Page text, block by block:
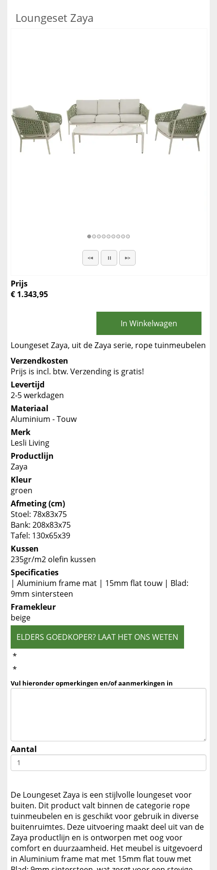
Loungeset Zaya
Prijs
€ 1.343,95
In Winkelwagen
Loungeset Zaya, uit de Zaya serie, rope tuinmeubelen
Verzendkosten
Prijs is incl. btw. Verzending is gratis!
Levertijd
2-5 werkdagen
Materiaal
Aluminium - Touw
Merk
Lesli Living
Productlijn
Zaya
Kleur
groen
Afmeting (cm)
Stoel: 78x83x75
Bank: 208x83x75
Tafel: 130x65x39
Kussen
235gr/m2 olefin kussen
Specificaties
| Aluminium frame mat | 15mm flat touw | Blad:
9mm sintersteen
Framekleur
beige
ELDERS GOEDKOPER? LAAT HET ONS WETEN
*
*
Vul hieronder opmerkingen en/of aanmerkingen in
Aantal
De Loungeset Zaya is een stijlvolle loungeset voor
buiten. Dit product valt binnen de categorie rope
tuinmeubelen en is geschikt voor gebruik in diverse
buitenruimtes. Deze uitvoering maakt deel uit van de
Zaya productlijn en is ontworpen met oog voor
comfort en duurzaamheid. Het meubel is uitgevoerd
in Aluminium frame mat met 15mm flat touw met